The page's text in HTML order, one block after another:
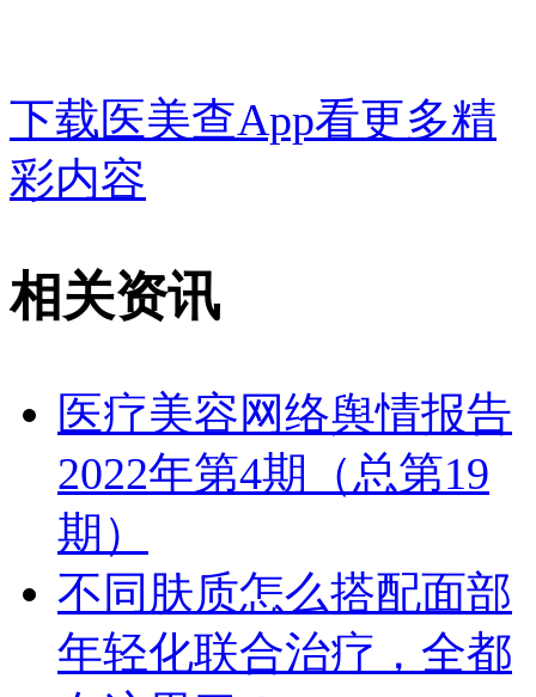
下载医美查App看更多精
彩内容
相关资讯
医疗美容网络舆情报告
2022年第4期（总第19
期）
不同肤质怎么搭配面部
年轻化联合治疗，全都